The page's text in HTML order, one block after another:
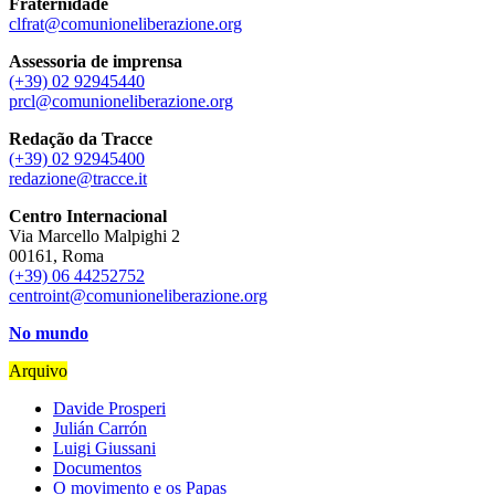
clfrat@comunioneliberazione.org
Assessoria de imprensa
(+39) 02 92945440
prcl@comunioneliberazione.org
Redação da Tracce
(+39) 02 92945400
redazione@tracce.it
Centro Internacional
Via Marcello Malpighi 2
00161, Roma
(+39) 06 44252752
centroint@comunioneliberazione.org
No mundo
Arquivo
Davide Prosperi
Julián Carrón
Luigi Giussani
Documentos
O movimento e os Papas